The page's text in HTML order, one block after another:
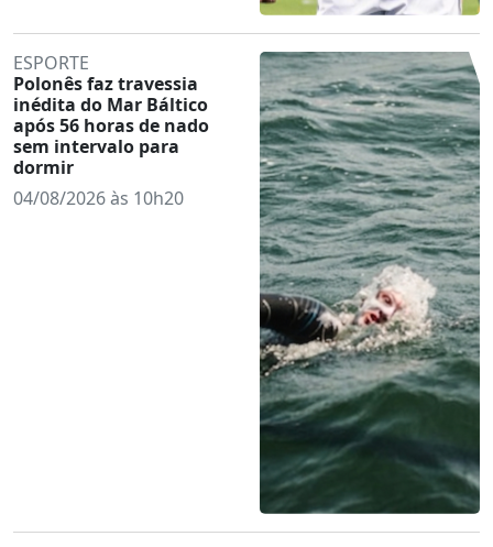
ESPORTE
Polonês faz travessia
inédita do Mar Báltico
após 56 horas de nado
sem intervalo para
dormir
04/08/2026 às 10h20